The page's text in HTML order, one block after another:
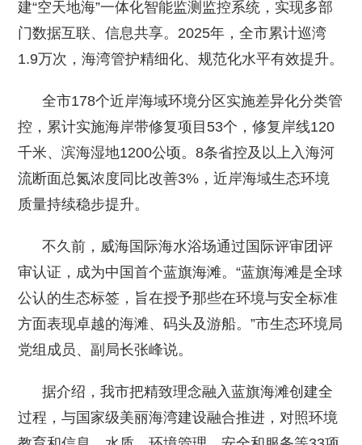
建“空天地海”一体化智能监测监控系统，实现多部
门数据互联、信息共享。2025年，全市累计巡湾
1.9万次，海湾管护精细化、规范化水平有效提升。
全市178个近岸海域环境分区实施差异化分类管
控，累计实施海岸带修复项目53个，修复岸线120
千米、滨海湿地1200公顷。8条省控及以上入海河
流断面总氮浓度同比改善3%，近岸海域生态环境
质量持续稳步提升。
不久前，威海国际海水浴场通过国际评审团评
审认证，成为中国首个蓝旗海滩。“蓝旗海滩是全球
公认的生态标签，旨在授予那些在环境与安全标准
方面表现卓越的海滩、码头及游船。”市生态环境局
党组成员、副局长张峰说。
据介绍，我市把精致理念融入蓝旗海滩创建全
过程，与国家级美丽海湾建设融合推进，对照环境